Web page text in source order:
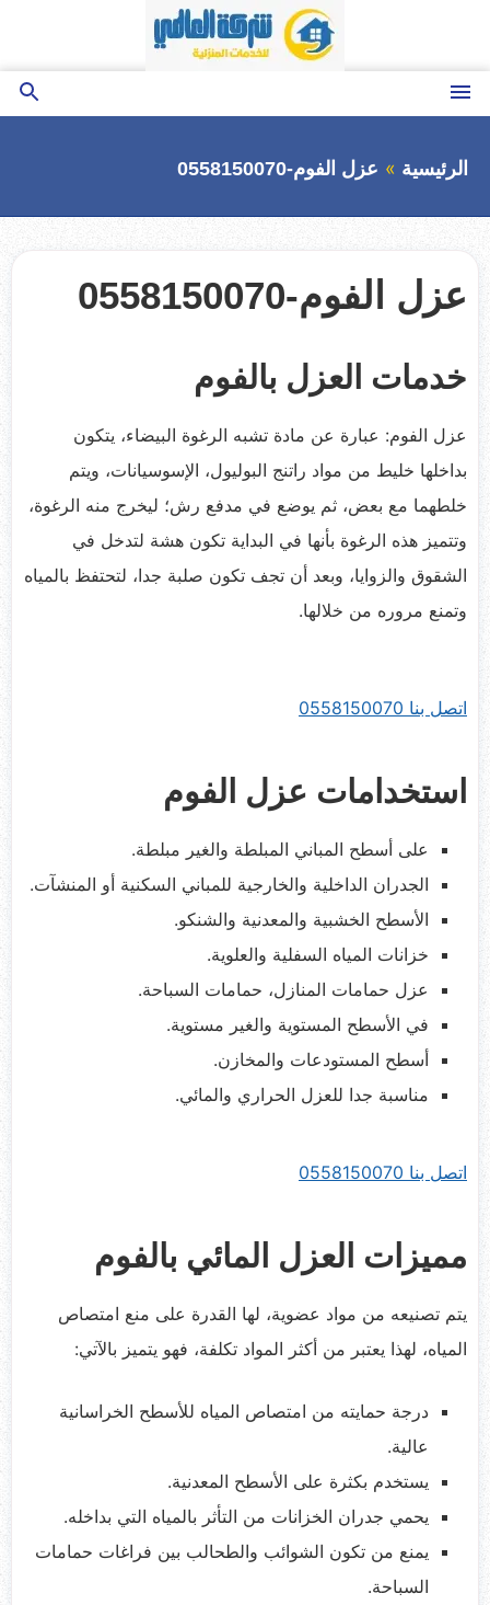
المحتوى
القائمة
بحث
الرئيسية عزل الفوم-0558150070
عزل الفوم-0558150070
خدمات العزل بالفوم
عزل الفوم: عبارة عن مادة تشبه الرغوة البيضاء، يتكون
بداخلها خليط من مواد راتنج البوليول، الإسوسيانات، ويتم
خلطهما مع بعض، ثم يوضع في مدفع رش؛ ليخرج منه الرغوة،
وتتميز هذه الرغوة بأنها في البداية تكون هشة لتدخل في
الشقوق والزوايا، وبعد أن تجف تكون صلبة جدا، لتحتفظ بالمياه
وتمنع مروره من خلالها.
اتصل بنا 0558150070
استخدامات عزل الفوم
على أسطح المباني المبلطة والغير مبلطة.
الجدران الداخلية والخارجية للمباني السكنية أو المنشآت.
الأسطح الخشبية والمعدنية والشنكو.
خزانات المياه السفلية والعلوية.
عزل حمامات المنازل، حمامات السباحة.
في الأسطح المستوية والغير مستوية.
أسطح المستودعات والمخازن.
مناسبة جدا للعزل الحراري والمائي.
اتصل بنا 0558150070
مميزات العزل المائي بالفوم
يتم تصنيعه من مواد عضوية، لها القدرة على منع امتصاص
المياه، لهذا يعتبر من أكثر المواد تكلفة، فهو يتميز بالآتي:
درجة حمايته من امتصاص المياه للأسطح الخراسانية
عالية.
يستخدم بكثرة على الأسطح المعدنية.
يحمي جدران الخزانات من التأثر بالمياه التي بداخله.
يمنع من تكون الشوائب والطحالب بين فراغات حمامات
السباحة.